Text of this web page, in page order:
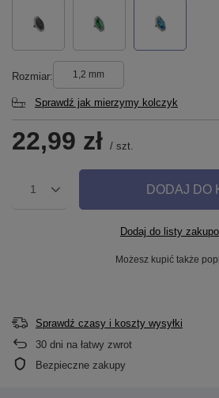
Rozmiar 1,2 mm
Sprawdź jak mierzymy kolczyk
22,99 zł / szt.
1 DODAJ DO
Dodaj do listy
Możesz kupić także
Sprawdź czasy i koszty wysyłki
30 dni na łatwy zwrot
Bezpieczne zakupy